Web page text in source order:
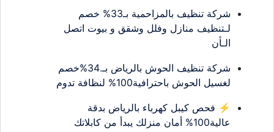
شركة تنظيف بالمزاحمية بـ33% خصم
لـتنظيف منازل وفلل وشقق و بيوت اتصل
الـأن
شركة تنظيف الحوش بالرياض بـ.34%خصم
لغسيل الحوش باحترافية100% لنظافة تدوم
⚡ فحص كيبل كهرباء بالرياض بدقة
عالية100% أمان منزلك يبدأ من كابلاتك